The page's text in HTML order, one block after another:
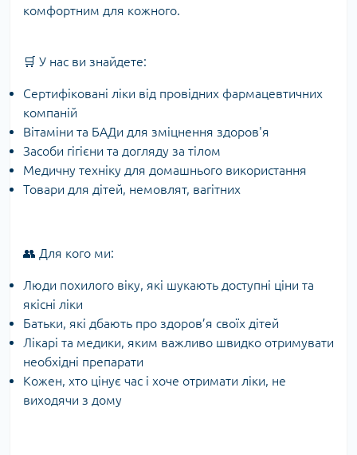
комфортним для кожного.
🛒 У нас ви знайдете:
Сертифіковані ліки від провідних фармацевтичних
компаній
Вітаміни та БАДи для зміцнення здоров'я
Засоби гігієни та догляду за тілом
Медичну техніку для домашнього використання
Товари для дітей, немовлят, вагітних
👥 Для кого ми:
Люди похилого віку, які шукають доступні ціни та
якісні ліки
Батьки, які дбають про здоров’я своїх дітей
Лікарі та медики, яким важливо швидко отримувати
необхідні препарати
Кожен, хто цінує час і хоче отримати ліки, не
виходячи з дому